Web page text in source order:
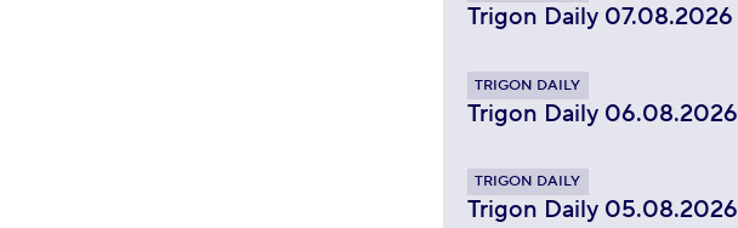
Trigon Daily 07.08.2026
TRIGON DAILY
Trigon Daily 06.08.2026
TRIGON DAILY
Trigon Daily 05.08.2026